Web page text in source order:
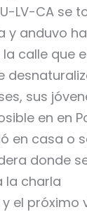
LV-CA se
y anduvo
calle que
sus
en en
en casa o
donde
la charla
el próximo